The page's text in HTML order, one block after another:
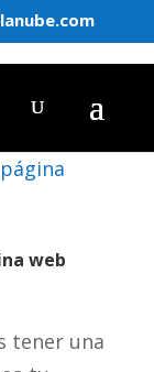
web
tener una